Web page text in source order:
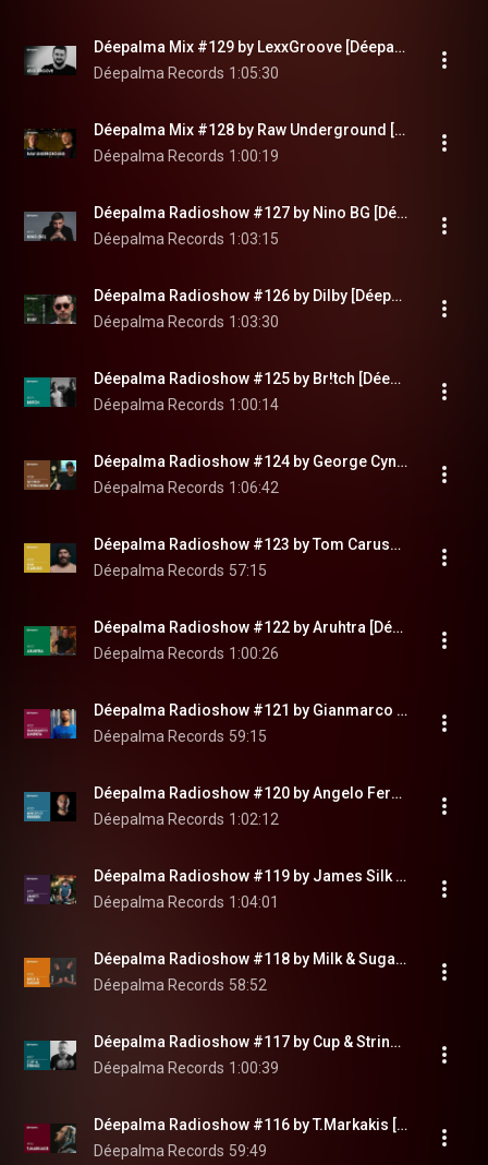
Déepalma Mix #129 by LexxGroove [Déepalma Records]
Déepalma Records 1:05:30
Déepalma Mix #128 by Raw Underground [Déepalma Records]
Déepalma Records 1:00:19
Déepalma Radioshow #127 by Nino BG [Déepalma Records]
Déepalma Records 1:03:15
Déepalma Radioshow #126 by Dilby [Déepalma Records]
Déepalma Records 1:03:30
Déepalma Radioshow #125 by Br!tch [Déepalma Records]
Déepalma Records 1:00:14
Déepalma Radioshow #124 by George Cynnamon [Déepalma Records]
Déepalma Records 1:06:42
Déepalma Radioshow #123 by Tom Caruso [Déepalma Records]
Déepalma Records 57:15
Déepalma Radioshow #122 by Aruhtra [Déepalma Soul]
Déepalma Records 1:00:26
Déepalma Radioshow #121 by Gianmarco Limenta [Déepalma Records]
Déepalma Records 59:15
Déepalma Radioshow #120 by Angelo Ferreri [Déepalma Records]
Déepalma Records 1:02:12
Déepalma Radioshow #119 by James Silk [Déepalma Records]
Déepalma Records 1:04:01
Déepalma Radioshow #118 by Milk & Sugar [Déepalma Records]
Déepalma Records 58:52
Déepalma Radioshow #117 by Cup & String [Déepalma Records]
Déepalma Records 1:00:39
Déepalma Radioshow #116 by T.Markakis [Déepalma Records]
Déepalma Records 59:49